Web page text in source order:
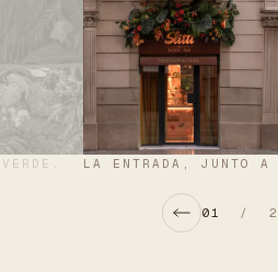
LA ENTRADA, JUNTO
01 /